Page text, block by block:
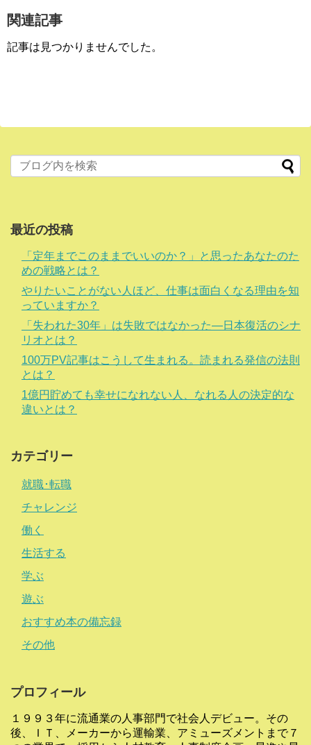
関連記事
記事は見つかりませんでした。
最近の投稿
「定年までこのままでいいのか？」と思ったあなたのた
めの戦略とは？
やりたいことがない人ほど、仕事は面白くなる理由を知
っていますか？
「失われた30年」は失敗ではなかった―日本復活のシナ
リオとは？
100万PV記事はこうして生まれる。読まれる発信の法則
とは？
1億円貯めても幸せになれない人、なれる人の決定的な
違いとは？
カテゴリー
就職･転職
チャレンジ
働く
生活する
学ぶ
遊ぶ
おすすめ本の備忘録
その他
プロフィール
１９９３年に流通業の人事部門で社会人デビュー。その
後、ＩＴ、メーカーから運輸業、アミューズメントまで７